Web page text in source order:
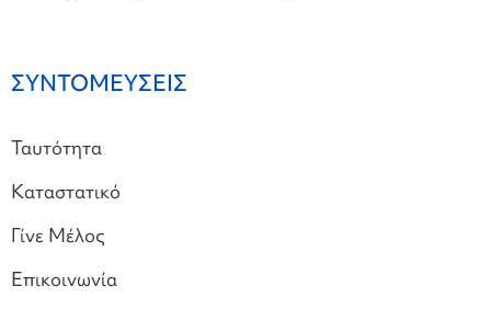
ΣΥΝΤΟΜΕΥΣΕΙΣ
Ταυτότητα
Καταστατικό
Γίνε Μέλος
Επικοινωνία